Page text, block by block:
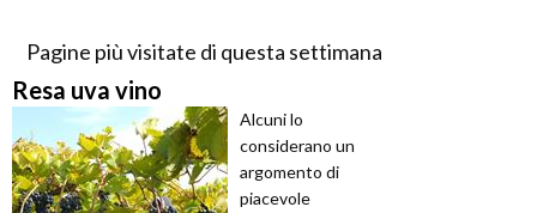
Pagine più visitate di questa settimana
Resa uva vino
Alcuni lo
considerano un
argomento di
piacevole